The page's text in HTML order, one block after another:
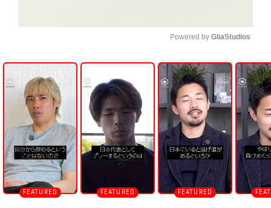
U
n
m
u
t
e
Powered by GliaStudios